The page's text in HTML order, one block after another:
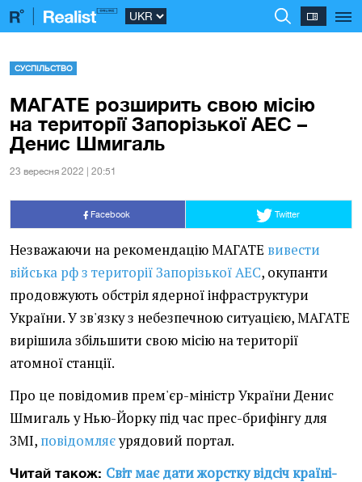
СУСПІЛЬСТВО
МАГАТЕ розширить свою місію
на території Запорізької АЕС –
Денис Шмигаль
23 вересня 2022 | 20:51
Facebook Twitter
Незважаючи на рекомендацію МАГАТЕ вивести
війська рф з території Запорізької АЕС, окупанти
продовжують обстріл ядерної інфраструктури
України. У зв'язку з небезпечною ситуацією, МАГАТЕ
вирішила збільшити свою місію на території
атомної станції.
Про це повідомив прем'єр-міністр України Денис
Шмигаль у Нью-Йорку під час прес-брифінгу для
ЗМІ, повідомляєурядовий портал.
Читай також: Світ має дати жорстку відсіч країні-